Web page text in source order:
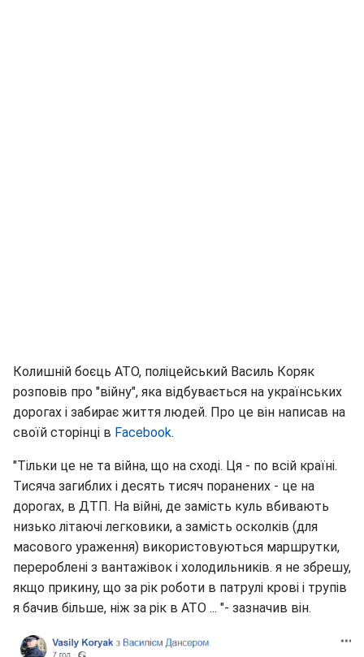
Колишній боєць АТО, поліцейський Василь Коряк
розповів про "війну", яка відбувається на українських
дорогах і забирає життя людей. Про це він написав на
своїй сторінці в Facebook.
"Тільки це не та війна, що на сході. Ця - по всій країні.
Тисяча загиблих і десять тисяч поранених - це на
дорогах, в ДТП. На війні, де замість куль вбивають
низько літаючі легковики, а замість осколків (для
масового ураження) використовуються маршрутки,
перероблені з вантажівок і холодильників. я не збрешу,
якщо прикину, що за рік роботи в патрулі крові і трупів
я бачив більше, ніж за рік в АТО ... "- зазначив він.